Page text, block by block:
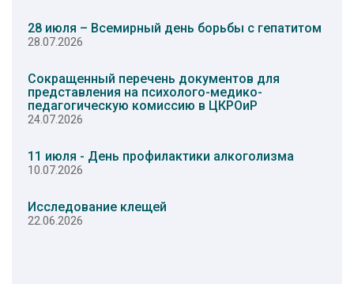
28 июля – Всемирный день борьбы с гепатитом
28.07.2026
Сокращенный перечень документов для
представления на психолого-медико-
педагогическую комиссию в ЦКРОиР
24.07.2026
11 июля - День профилактики алкоголизма
10.07.2026
Исследование клещей
22.06.2026